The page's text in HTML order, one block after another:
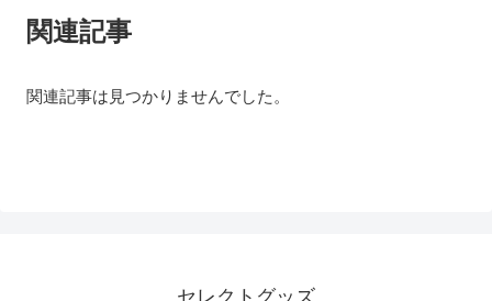
関連記事
関連記事は見つかりませんでした。